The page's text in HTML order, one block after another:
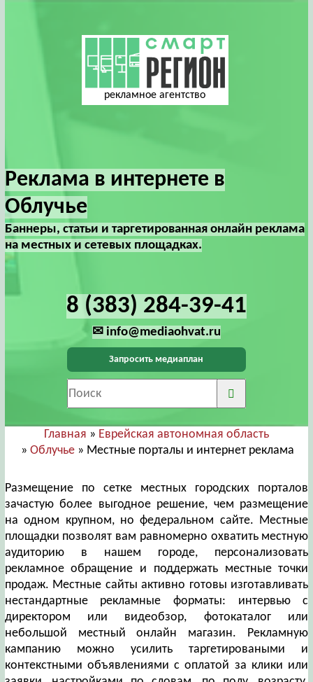
рекламное агентство
Реклама в интернете в
Облучье
Баннеры, статьи и таргетированная онлайн реклама
на местных и сетевых площадках.
8 (383) 284-39-41
✉ info@mediaohvat.ru
Запросить медиаплан
Главная » Еврейская автономная область
»Облучье » Местные порталы и интернет реклама
Размещение по сетке местных городских порталов
зачастую более выгодное решение, чем размещение
на одном крупном, но федеральном сайте. Местные
площадки позволят вам равномерно охватить местную
аудиторию в нашем городе, персонализовать
рекламное обращение и поддержать местные точки
продаж. Местные сайты активно готовы изготавливать
нестандартные рекламные форматы: интервью с
директором или видеобзор, фотокаталог или
небольшой местный онлайн магазин. Рекламную
кампанию можно усилить таргетироваными и
контекстными объявлениями с оплатой за клики или